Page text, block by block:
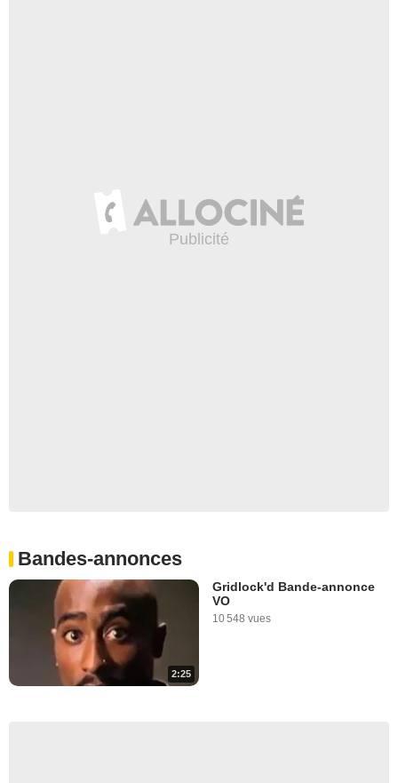
Bandes-annonces
2:25
Gridlock'd Bande-annonce
VO
10 548 vues